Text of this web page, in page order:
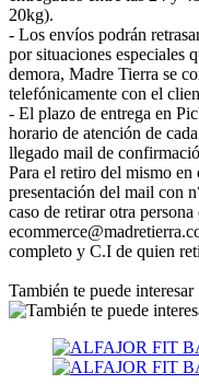
20kg).
- Los envíos podrán
por situaciones especiales
demora, Madre Tierra se
telefónicamente con el
- El plazo de entrega en
horario de atención de
llegado mail de
Para el retiro del mismo en
presentación del mail con
caso de retirar otra persona
completo y C.I de quien
También te puede interesar